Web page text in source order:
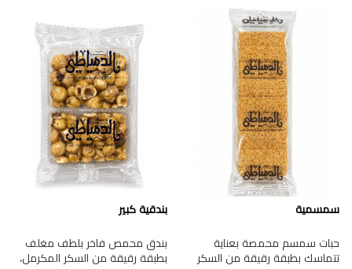
سمسمية
حبات سمسم محمصة بعناية
تتماسك بطبقة رقيقة من السكر
بندقية كبير
بندق محمص فاخر بلطف مغلف
بطبقة رقيقة من السكر المكرمل،